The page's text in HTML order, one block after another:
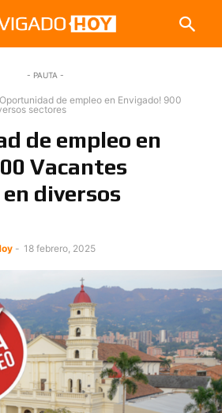
- PAUTA -
de empleo en Envigado! 900
sectores
de empleo en
Vacantes
diversos
- 18 febrero, 2025